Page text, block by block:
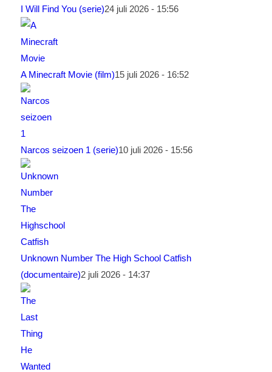
I Will Find You (serie)24 juli 2026 - 15:56
A Minecraft Movie (film)15 juli 2026 - 16:52
Narcos seizoen 1 (serie)10 juli 2026 - 15:56
Unknown Number The High School Catfish
(documentaire)2 juli 2026 - 14:37